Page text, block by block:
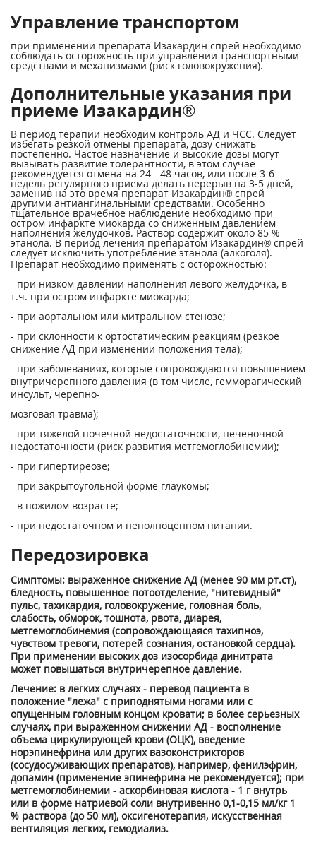
Управление транспортом
при применении препарата Изакардин спрей необходимо
соблюдать осторожность при управлении транспортными
средствами и механизмами (риск головокружения).
Дополнительные указания при
приеме Изакардин®
В период терапии необходим контроль АД и ЧСС. Следует
избегать резкой отмены препарата, дозу снижать
постепенно. Частое назначение и высокие дозы могут
вызывать развитие толерантности, в этом случае
рекомендуется отмена на 24 - 48 часов, или после 3-6
недель регулярного приема делать перерыв на 3-5 дней,
заменив на это время препарат Изакардин® спрей
другими антиангинальными средствами. Особенно
тщательное врачебное наблюдение необходимо при
остром инфаркте миокарда со сниженным давлением
наполнения желудочков. Раствор содержит около 85 %
этанола. В период лечения препаратом Изакардин® спрей
следует исключить употребление этанола (алкоголя).
Препарат необходимо применять с осторожностью:
- при низком давлении наполнения левого желудочка, в
т.ч. при остром инфаркте миокарда;
- при аортальном или митральном стенозе;
- при склонности к ортостатическим реакциям (резкое
снижение АД при изменении положения тела);
- при заболеваниях, которые сопровождаются повышением
внутричерепного давления (в том числе, гемморагический
инсульт, черепно-
мозговая травма);
- при тяжелой почечной недостаточности, печеночной
недостаточности (риск развития метгемоглобинемии);
- при гипертиреозе;
- при закрытоугольной форме глаукомы;
- в пожилом возрасте;
- при недостаточном и неполноценном питании.
Передозировка
Симптомы: выраженное снижение АД (менее 90 мм рт.ст),
бледность, повышенное потоотделение, "нитевидный"
пульс, тахикардия, головокружение, головная боль,
слабость, обморок, тошнота, рвота, диарея,
метгемоглобинемия (сопровождающаяся тахипноэ,
чувством тревоги, потерей сознания, остановкой сердца).
При применении высоких доз изосорбида динитрата
может повышаться внутричерепное давление.
Лечение: в легких случаях - перевод пациента в
положение "лежа" с приподнятыми ногами или с
опущенным головным концом кровати; в более серьезных
случаях, при выраженном снижении АД - восполнение
объема циркулирующей крови (ОЦК), введение
норэпинефрина или других вазоконстрикторов
(сосудосуживающих препаратов), например, фенилэфрин,
допамин (применение эпинефрина не рекомендуется); при
метгемоглобинемии - аскорбиновая кислота - 1 г внутрь
или в форме натриевой соли внутривенно 0,1-0,15 мл/кг 1
% раствора (до 50 мл), оксигенотерапия, искусственная
вентиляция легких, гемодиализ.